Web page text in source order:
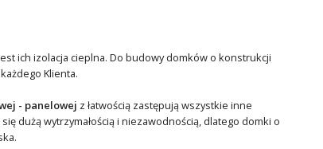
ich izolacja cieplna. Do budowy domków o konstrukcji
Klienta.
- panelowej z łatwością zastępują wszystkie inne
dużą wytrzymałością i niezawodnością, dlatego domki o